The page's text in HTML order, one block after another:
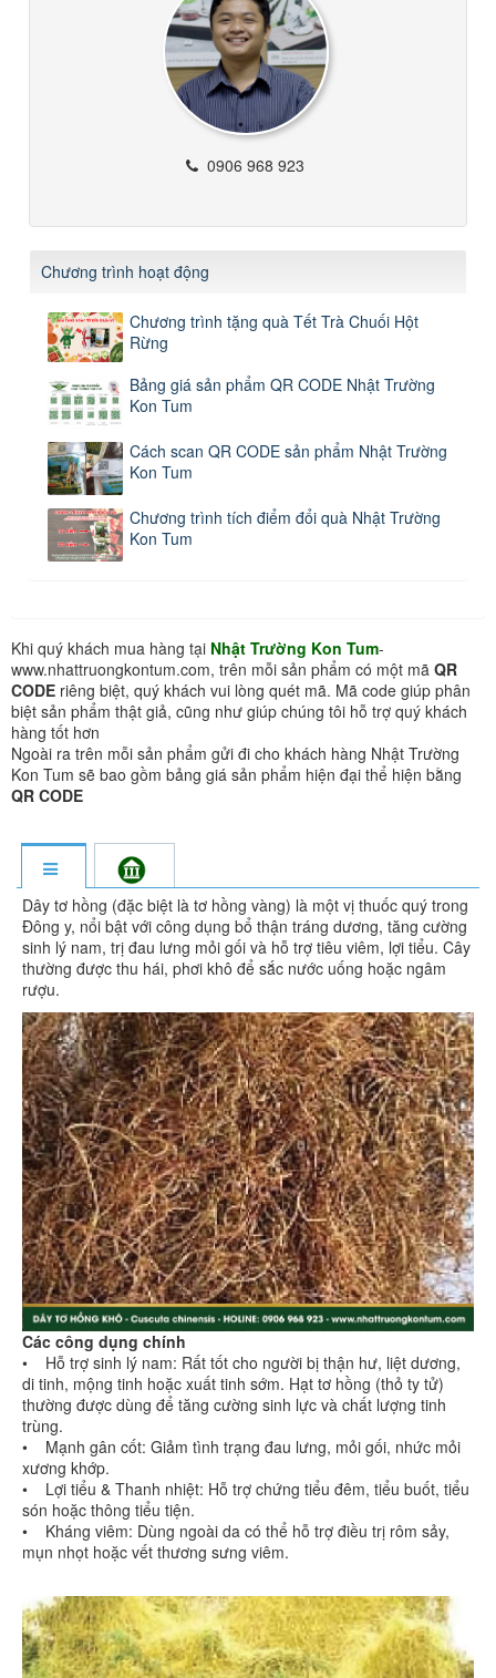
0906 968 923
Chương trình hoạt động
Chương trình tặng quà Tết Trà Chuối Hột
Rừng
Bảng giá sản phẩm QR CODE Nhật Trường
Kon Tum
Cách scan QR CODE sản phẩm Nhật Trường
Kon Tum
Chương trình tích điểm đổi quà Nhật Trường
Kon Tum
Khi quý khách mua hàng tại Nhật Trường Kon Tum-
www.nhattruongkontum.com, trên mỗi sản phẩm có một mã QR
CODE riêng biệt, quý khách vui lòng quét mã. Mã code giúp phân
biệt sản phẩm thật giả, cũng như giúp chúng tôi hỗ trợ quý khách
hàng tốt hơn
Ngoài ra trên mỗi sản phẩm gửi đi cho khách hàng Nhật Trường
Kon Tum sẽ bao gồm bảng giá sản phẩm hiện đại thể hiện bằng
QR CODE
Dây tơ hồng (đặc biệt là tơ hồng vàng) là một vị thuốc quý trong
Đông y, nổi bật với công dụng bổ thận tráng dương, tăng cường
sinh lý nam, trị đau lưng mỏi gối và hỗ trợ tiêu viêm, lợi tiểu. Cây
thường được thu hái, phơi khô để sắc nước uống hoặc ngâm
rượu.
Các công dụng chính
• Hỗ trợ sinh lý nam: Rất tốt cho người bị thận hư, liệt dương,
di tinh, mộng tinh hoặc xuất tinh sớm. Hạt tơ hồng (thỏ ty tử)
thường được dùng để tăng cường sinh lực và chất lượng tinh
trùng.
• Mạnh gân cốt: Giảm tình trạng đau lưng, mỏi gối, nhức mỏi
xương khớp.
• Lợi tiểu & Thanh nhiệt: Hỗ trợ chứng tiểu đêm, tiểu buốt, tiểu
són hoặc thông tiểu tiện.
• Kháng viêm: Dùng ngoài da có thể hỗ trợ điều trị rôm sảy,
mụn nhọt hoặc vết thương sưng viêm.